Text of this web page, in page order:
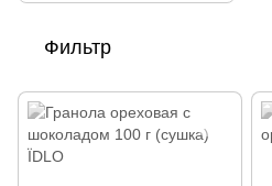
Фильтр